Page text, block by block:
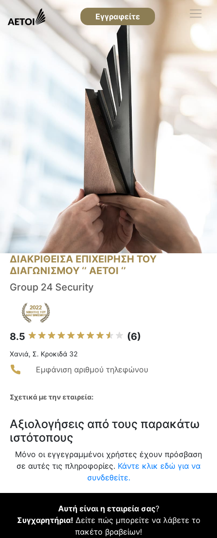
Εγγραφείτε
ΔΙΑΚΡΙΘΕΙΣΑ ΕΠΙΧΕΙΡΗΣΗ ΤΟΥ
ΔΙΑΓΩΝΙΣΜΟΥ ‘’ ΑΕΤΟΙ ‘’
Group 24 Security
8.5 (6)
Χανιά, Σ. Κροκιδά 32
Εμφάνιση αριθμού τηλεφώνου
Σχετικά με την εταιρεία:
Αξιολογήσεις από τους παρακάτω
ιστότοπους
Μόνο οι εγγεγραμμένοι χρήστες έχουν πρόσβαση
σε αυτές τις πληροφορίες. Κάντε κλικ εδώ για να
συνδεθείτε.
Αυτή είναι η εταιρεία σας?
Συγχαρητήρια! Δείτε πώς μπορείτε να λάβετε το
πακέτο βραβείων!